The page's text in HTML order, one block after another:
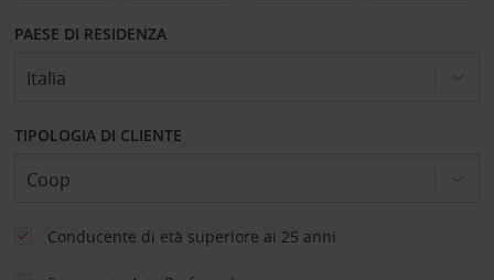
PAESE DI RESIDENZA
TIPOLOGIA DI CLIENTE
Conducente di età superiore ai 25 anni